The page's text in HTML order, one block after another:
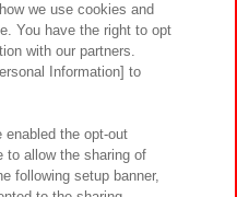
ィ サイトポリシー
クセシビリティ方針と検証結果
よくあるご質問・お問い合わせ
we use cookies and
You have the right to opt
with our partners.
Information] to
enabled the opt-out
to allow the sharing of
following setup banner,